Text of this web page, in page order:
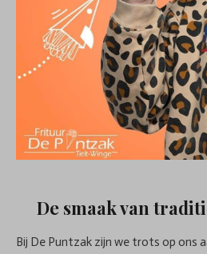
De smaak van
Bij De Puntzak zijn we trots op ons